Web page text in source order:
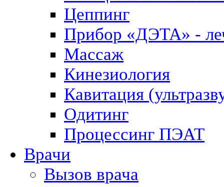
Цеппинг
Прибор «ДЭТА» -
Массаж
Кинезиология
Кавитация
Одитинг
Процессинг ПЭАТ
Врачи
Вызов врача